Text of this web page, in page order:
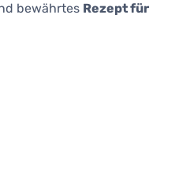
bewährtes Rezept für